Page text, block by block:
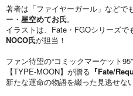
著者は「ファイヤーガール」などで
ー・ 星空めてお氏。
イラストは、Fate・FGOシリーズで
NOCO氏が担当！
ファン待望の“コミックマーケット
【TYPE-MOON】が贈る 『Fate/
新たな運命の物語を綴った見逃せな